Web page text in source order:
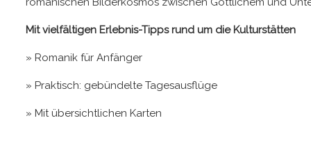
Mit vielfältigen Erlebnis-Tipps rund um die Kulturstätten
» Romanik für Anfänger
» Praktisch: gebündelte Tagesausflüge
» Mit übersichtlichen Karten